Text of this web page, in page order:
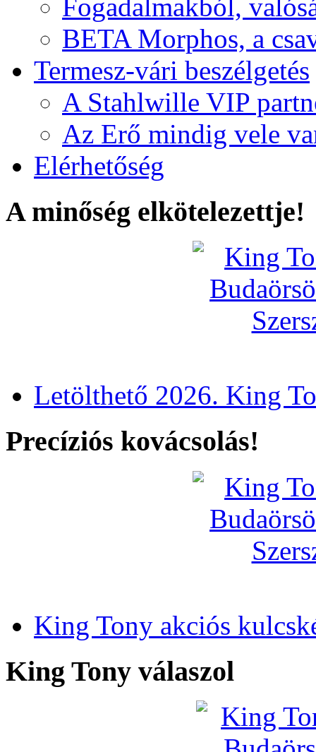
Fogadalmakból,
BETA Morphos, a
Termesz-vári beszélgetés
A Stahlwille VIP
Az Erő mindig vele
Elérhetőség
A minőség elkötelezettje!
Letölthető 2026. King
Precíziós kovácsolás!
King Tony akciós
King Tony válaszol